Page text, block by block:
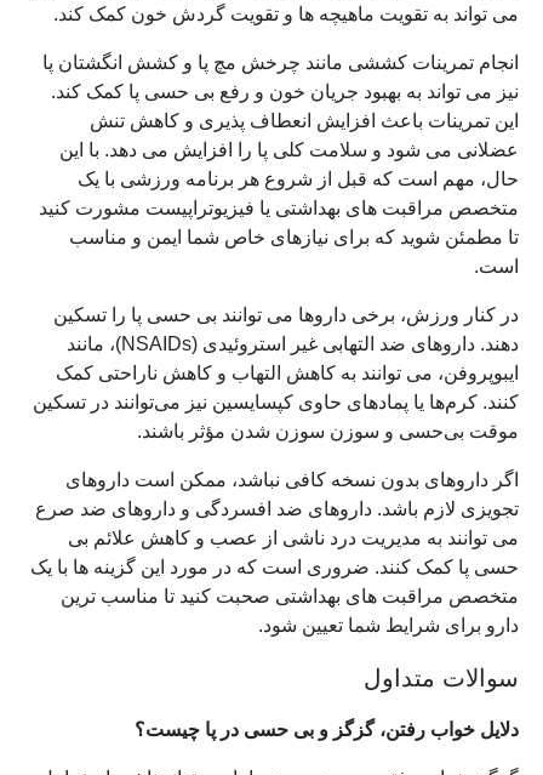
می تواند به تقویت ماهیچه ها و تقویت گردش خون کمک کند.
انجام تمرینات کششی مانند چرخش مچ پا و کشش انگشتان پا
نیز می تواند به بهبود جریان خون و رفع بی حسی پا کمک کند.
این تمرینات باعث افزایش انعطاف پذیری و کاهش تنش
عضلانی می شود و سلامت کلی پا را افزایش می دهد. با این
حال، مهم است که قبل از شروع هر برنامه ورزشی با یک
متخصص مراقبت های بهداشتی یا فیزیوتراپیست مشورت کنید
تا مطمئن شوید که برای نیازهای خاص شما ایمن و مناسب
است.
در کنار ورزش، برخی داروها می توانند بی حسی پا را تسکین
دهند. داروهای ضد التهابی غیر استروئیدی (NSAIDs)، مانند
ایبوپروفن، می توانند به کاهش التهاب و کاهش ناراحتی کمک
کنند. کرم‌ها یا پمادهای حاوی کپسایسین نیز می‌توانند در تسکین
موقت بی‌حسی و سوزن سوزن شدن مؤثر باشند.
اگر داروهای بدون نسخه کافی نباشد، ممکن است داروهای
تجویزی لازم باشد. داروهای ضد افسردگی و داروهای ضد صرع
می توانند به مدیریت درد ناشی از عصب و کاهش علائم بی
حسی پا کمک کنند. ضروری است که در مورد این گزینه ها با یک
متخصص مراقبت های بهداشتی صحبت کنید تا مناسب ترین
دارو برای شرایط شما تعیین شود.
سوالات متداول
دلایل خواب رفتن، گزگز و بی حسی در پا چیست؟